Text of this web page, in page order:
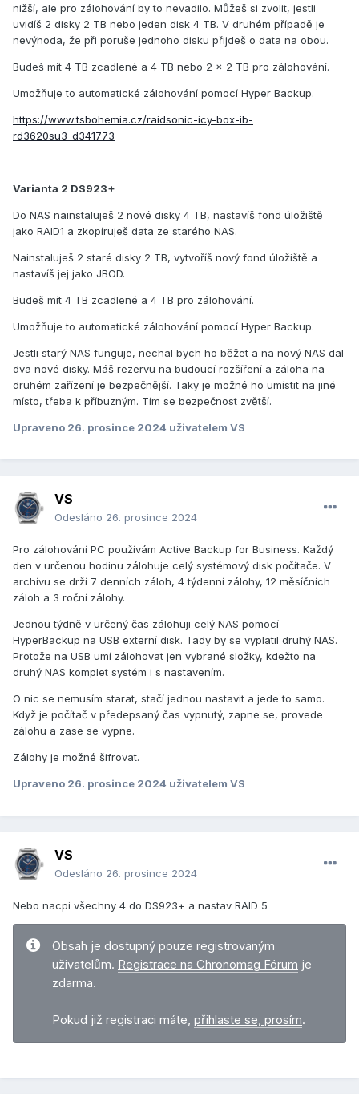
nižší, ale pro zálohování by to nevadilo. Můžeš si zvolit, jestli
uvidíš 2 disky 2 TB nebo jeden disk 4 TB. V druhém případě je
nevýhoda, že při poruše jednoho disku přijdeš o data na obou.
Budeš mít 4 TB zcadlené a 4 TB nebo 2 x 2 TB pro zálohování.
Umožňuje to automatické zálohování pomocí Hyper Backup.
https://www.tsbohemia.cz/raidsonic-icy-box-ib-
rd3620su3_d341773
Varianta 2 DS923+
Do NAS nainstaluješ 2 nové disky 4 TB, nastavíš fond úložiště
jako RAID1 a zkopíruješ data ze starého NAS.
Nainstaluješ 2 staré disky 2 TB, vytvoříš nový fond úložiště a
nastavíš jej jako JBOD.
Budeš mít 4 TB zcadlené a 4 TB pro zálohování.
Umožňuje to automatické zálohování pomocí Hyper Backup.
Jestli starý NAS funguje, nechal bych ho běžet a na nový NAS dal
dva nové disky. Máš rezervu na budoucí rozšíření a záloha na
druhém zařízení je bezpečnější. Taky je možné ho umístit na jiné
místo, třeba k příbuzným. Tím se bezpečnost zvětší.
Upraveno 26. prosince 2024 uživatelem VS
VS
Odesláno 26. prosince 2024
Pro zálohování PC používám Active Backup for Business. Každý
den v určenou hodinu zálohuje celý systémový disk počítače. V
archívu se drží 7 denních záloh, 4 týdenní zálohy, 12 měsíčních
záloh a 3 roční zálohy.
Jednou týdně v určený čas zálohuji celý NAS pomocí
HyperBackup na USB externí disk. Tady by se vyplatil druhý NAS.
Protože na USB umí zálohovat jen vybrané složky, kdežto na
druhý NAS komplet systém i s nastavením.
O nic se nemusím starat, stačí jednou nastavit a jede to samo.
Když je počítač v předepsaný čas vypnutý, zapne se, provede
zálohu a zase se vypne.
Zálohy je možné šifrovat.
Upraveno 26. prosince 2024 uživatelem VS
VS
Odesláno 26. prosince 2024
Nebo nacpi všechny 4 do DS923+ a nastav RAID 5
Obsah je dostupný pouze registrovaným
uživatelům. Registrace na Chronomag Fórum je
zdarma.
Pokud již registraci máte, přihlaste se, prosím.